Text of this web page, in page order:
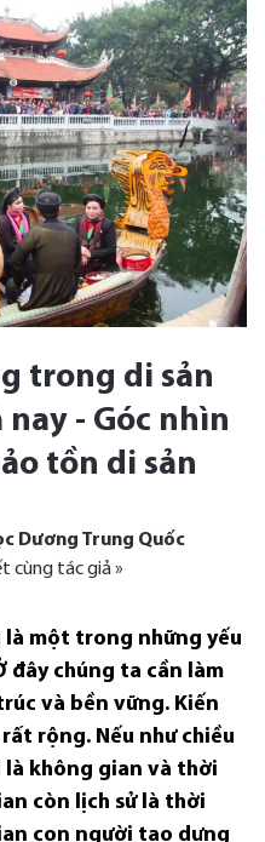
trong di sản
- Góc nhìn
tồn di sản
Dương Trung Quốc
cùng tác giả »
là một trong những yếu
đây chúng ta cần làm
và bền vững. Kiến
rộng. Nếu như chiều
không gian và thời
còn lịch sử là thời
con người tạo dựng